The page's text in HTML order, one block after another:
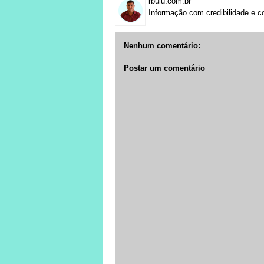
Informação com credibilidade e
Nenhum comentário:
Postar um comentário